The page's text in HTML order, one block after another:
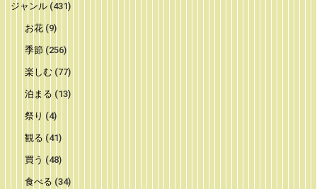
ジャンル (431)
お花(9)
季節 (256)
楽しむ (77)
泊まる (13)
祭り (4)
観る (41)
買う (48)
食べる (34)